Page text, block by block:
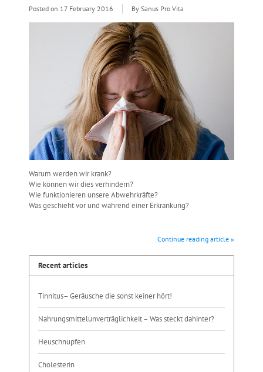
Posted on 17 February 2016 By Sanus Pro Vita
Warum werden wir krank?
Wie können wir dies verhindern?
Wie funktionieren unsere Abwehrkräfte?
Was geschieht vor und während einer Erkrankung?
Continue reading article »
Recent articles
Tinnitus– Geräusche die sonst keiner hört!
Nahrungsmittelunverträglichkeit – Was steckt dahinter?
Heuschnupfen
Cholesterin